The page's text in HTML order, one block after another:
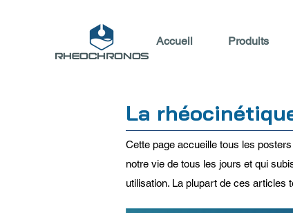
Accueil Produits
La
Cette page accueille tous les
notre vie de tous les jours et qui
utilisation. La plupart de ces articles